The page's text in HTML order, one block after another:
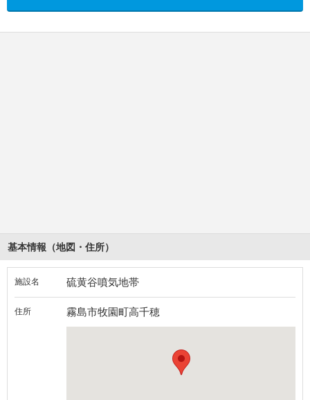
基本情報（地図・住所）
施設名 硫黄谷噴気地帯
住所 霧島市牧園町高千穂